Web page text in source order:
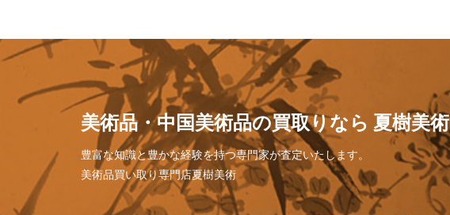
美術品・中国美術品の買取りなら 夏樹美術
豊富な知識と豊かな経験を持つ専門家が査定いたします。
美術品買い取り専門店夏樹美術